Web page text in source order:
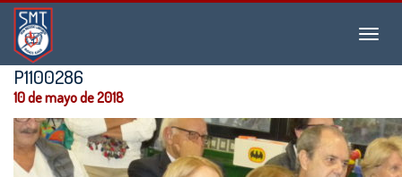
Menu
Instituto
San
Martín
de
Tours
P1100286
10 de mayo de 2018